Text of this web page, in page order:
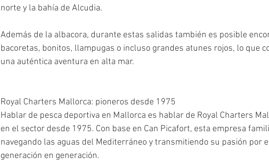
norte y la bahía de Alcudia.
Además de la albacora, durante estas salidas también es posible
bacoretas, bonitos, llampugas o incluso grandes atunes rojos, lo que
una auténtica aventura en alta mar.
Royal Charters Mallorca: pioneros desde 1975
Hablar de pesca deportiva en Mallorca es hablar de Royal Charters
en el sector desde 1975. Con base en Can Picafort, esta empresa
navegando las aguas del Mediterráneo y transmitiendo su pasión por
generación en generación.